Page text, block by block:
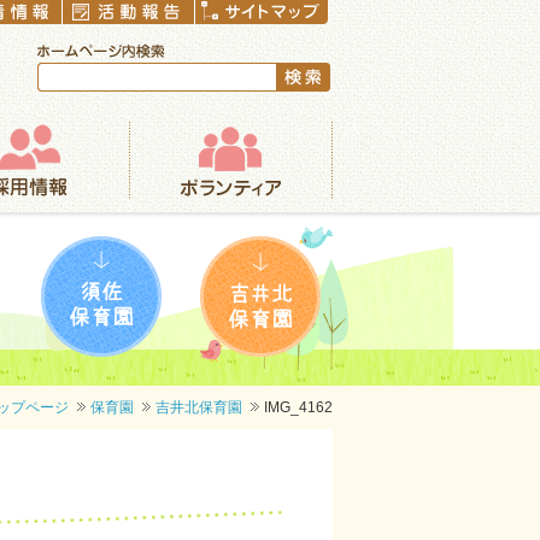
ボランティア
須佐保育園 吉井北保育園
プページ 保育園 吉井北保育園 IMG_4162